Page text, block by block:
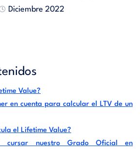
Diciembre 2022
Value?
en cuenta para calcular el LTV de un
el Lifetime Value?
cursar nuestro Grado Oficial en